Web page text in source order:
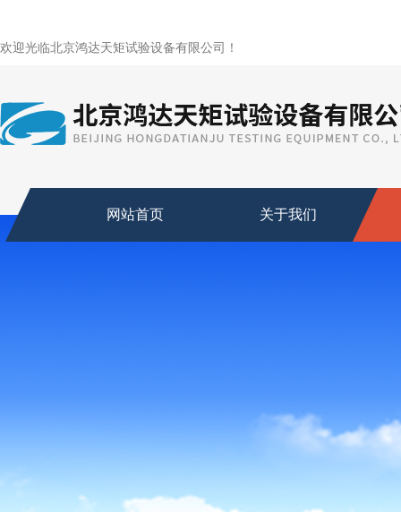
欢迎光临北京鸿达天矩试验设备有限公司！
网站首页 关于我们